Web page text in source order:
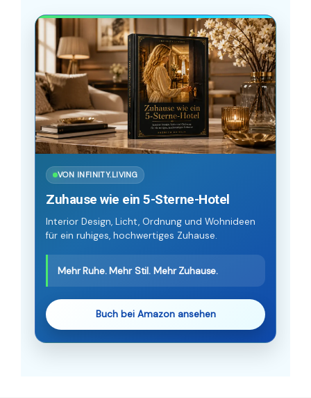
VON INFINITY.LIVING
Zuhause wie ein 5-Sterne-Hotel
Interior Design, Licht, Ordnung und Wohnideen
für ein ruhiges, hochwertiges Zuhause.
Mehr Ruhe. Mehr Stil. Mehr Zuhause.
Buch bei Amazon ansehen